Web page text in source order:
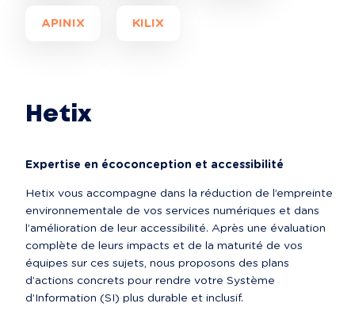
APINIX KILIX
Hetix
Expertise en écoconception et accessibilité
Hetix vous accompagne dans la réduction de l’empreinte
environnementale de vos services numériques et dans
l’amélioration de leur accessibilité. Après une évaluation
complète de leurs impacts et de la maturité de vos
équipes sur ces sujets, nous proposons des plans
d’actions concrets pour rendre votre Système
d’Information (SI) plus durable et inclusif.